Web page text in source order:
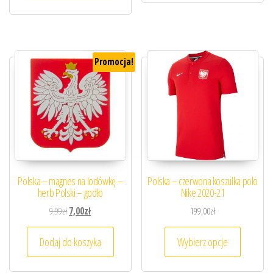
Promocja!
Polska – magnes na lodówkę –
herb Polski – godło
9,99złPierwotna cena wynosiła: 9,99zł.
7,00złAktualna cena wynosi: 7,00zł.
Dodaj do koszyka
Polska – czerwona koszulka polo
Nike 2020-21
199,00zł
Wybierz opcje
Ten